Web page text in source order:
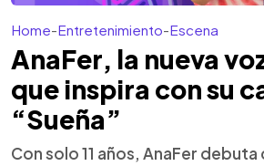
Home-Entretenimiento-Escena
AnaFer, la nueva
que inspira con su
“Sueña”
Con solo 11 años, AnaFer